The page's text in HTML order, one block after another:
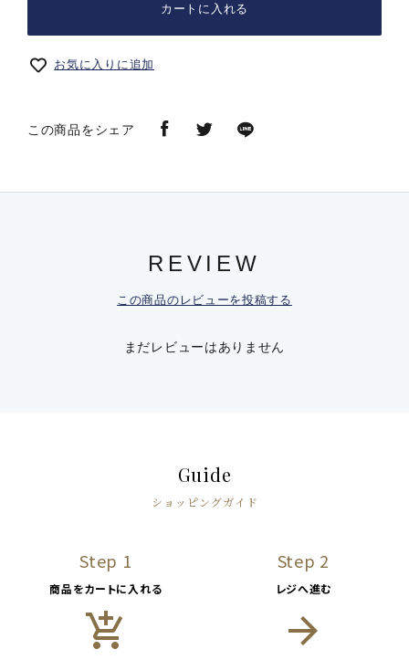
カートに入れる
お気に入りに追加
この商品をシェア
REVIEW
この商品のレビューを投稿する
まだレビューはありません
Guide
ショッピングガイド
Step 1
商品をカートに入れる
add_shopping_cart
Step 2
レジへ進む
arrow_forward